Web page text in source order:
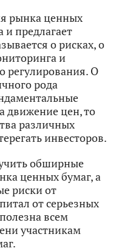
рынка ценных
и предлагает
о рисках, о
и
регулирования. О
рода
движение цен, то
различных
инвесторов.
обширные
ценных бумаг, а
риски от
от серьезных
всем
участникам